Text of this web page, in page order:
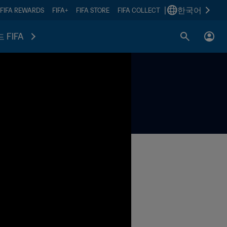
FIFA REWARDS FIFA+ FIFA STORE FIFA COLLECT 한국어
FIFA